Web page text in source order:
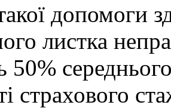
допомоги
листка
50%
страхового